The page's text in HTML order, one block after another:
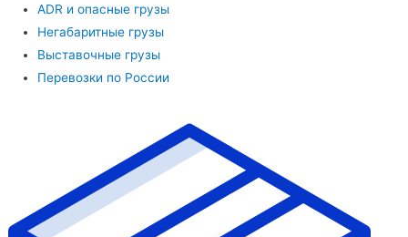
ADR и опасные грузы
Негабаритные грузы
Выставочные грузы
Перевозки по России